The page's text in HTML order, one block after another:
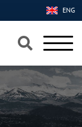
×
×
ENG